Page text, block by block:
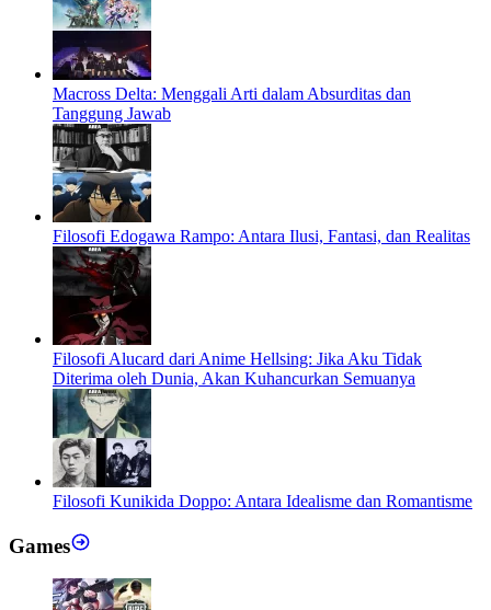
Macross Delta: Menggali Arti dalam Absurditas dan
Tanggung Jawab
Filosofi Edogawa Rampo: Antara Ilusi, Fantasi, dan Realitas
Filosofi Alucard dari Anime Hellsing: Jika Aku Tidak
Diterima oleh Dunia, Akan Kuhancurkan Semuanya
Filosofi Kunikida Doppo: Antara Idealisme dan Romantisme
Games